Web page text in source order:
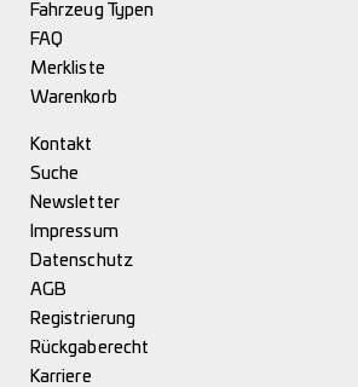
Fahrzeug Typen
FAQ
Merkliste
Warenkorb
Kontakt
Suche
Newsletter
Impressum
Datenschutz
AGB
Registrierung
Rückgaberecht
Karriere